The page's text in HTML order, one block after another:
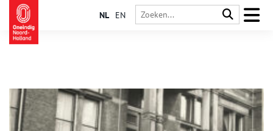
NL EN